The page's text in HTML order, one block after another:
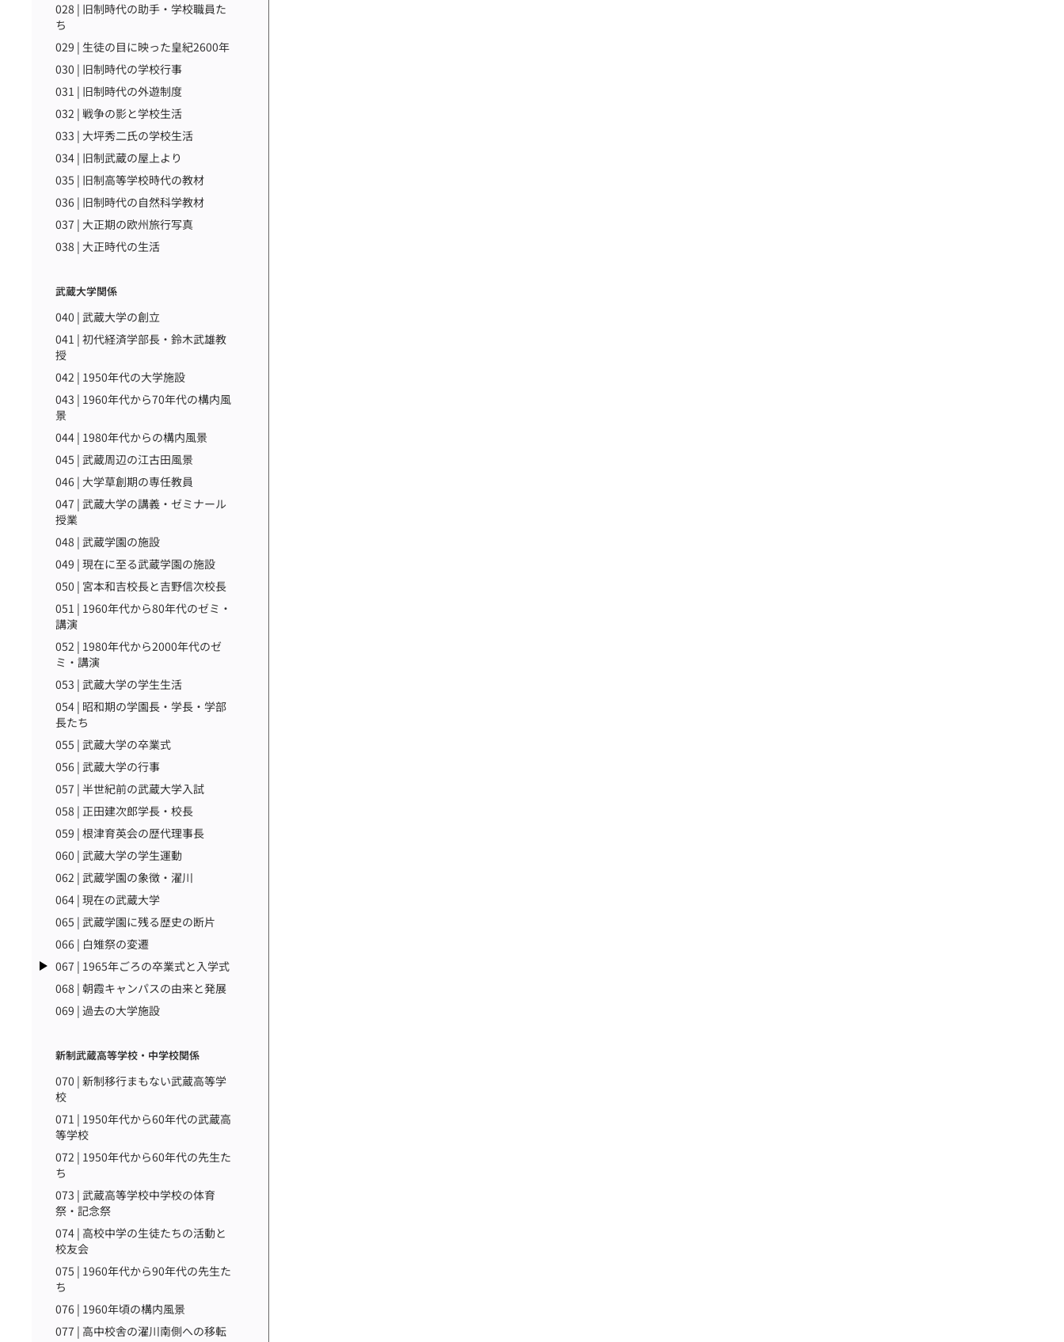
028 | 旧制時代の助手・学校職員た
ち
029 | 生徒の目に映った皇紀2600年
030 | 旧制時代の学校行事
031 | 旧制時代の外遊制度
032 | 戦争の影と学校生活
033 | 大坪秀二氏の学校生活
034 | 旧制武蔵の屋上より
035 | 旧制高等学校時代の教材
036 | 旧制時代の自然科学教材
037 | 大正期の欧州旅行写真
038 | 大正時代の生活
武蔵大学関係
040 | 武蔵大学の創立
041 | 初代経済学部長・鈴木武雄教
授
042 | 1950年代の大学施設
043 | 1960年代から70年代の構内風
景
044 | 1980年代からの構内風景
045 | 武蔵周辺の江古田風景
046 | 大学草創期の専任教員
047 | 武蔵大学の講義・ゼミナール
授業
048 | 武蔵学園の施設
049 | 現在に至る武蔵学園の施設
050 | 宮本和吉校長と吉野信次校長
051 | 1960年代から80年代のゼミ・
講演
052 | 1980年代から2000年代のゼ
ミ・講演
053 | 武蔵大学の学生生活
054 | 昭和期の学園長・学長・学部
長たち
055 | 武蔵大学の卒業式
056 | 武蔵大学の行事
057 | 半世紀前の武蔵大学入試
058 | 正田建次郎学長・校長
059 | 根津育英会の歴代理事長
060 | 武蔵大学の学生運動
062 | 武蔵学園の象徴・濯川
064 | 現在の武蔵大学
065 | 武蔵学園に残る歴史の断片
066 | 白雉祭の変遷
067 | 1965年ごろの卒業式と入学式
068 | 朝霞キャンパスの由来と発展
069 | 過去の大学施設
新制武蔵高等学校・中学校関係
070 | 新制移行まもない武蔵高等学
校
071 | 1950年代から60年代の武蔵高
等学校
072 | 1950年代から60年代の先生た
ち
073 | 武蔵高等学校中学校の体育
祭・記念祭
074 | 高校中学の生徒たちの活動と
校友会
075 | 1960年代から90年代の先生た
ち
076 | 1960年頃の構内風景
077 | 高中校舎の濯川南側への移転